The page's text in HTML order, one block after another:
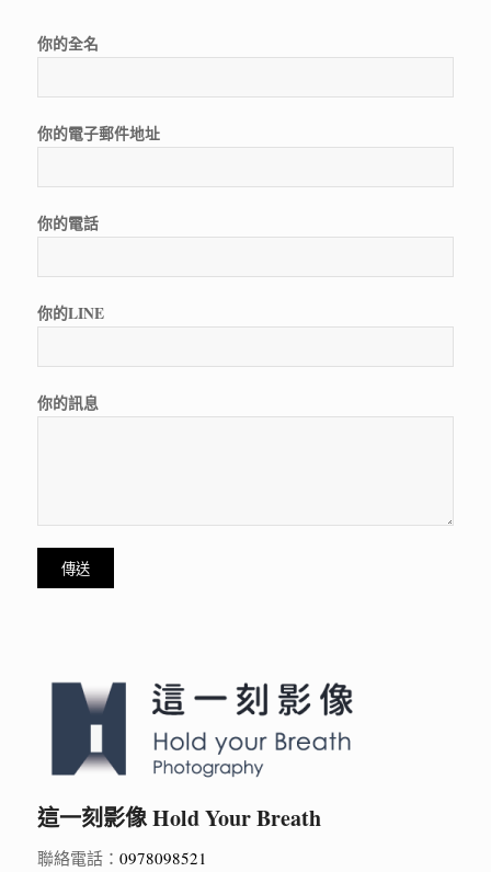
這一刻影像 Hold Your Breath
聯絡電話： 0978098521
你的全名
你的電子郵件地址
你的電話
你的LINE
你的訊息